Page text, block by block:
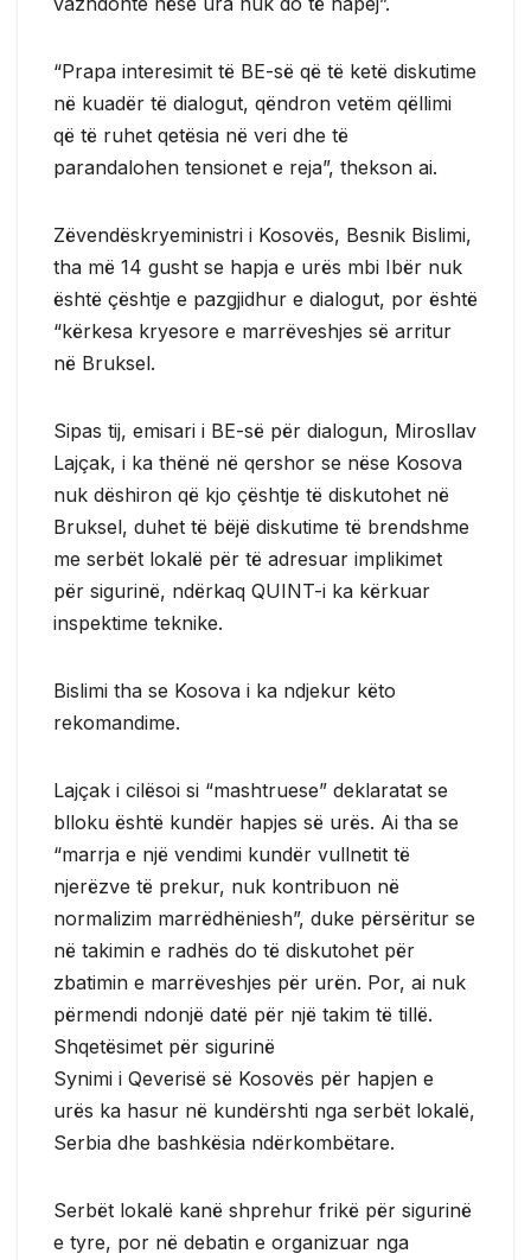
“Prapa interesimit të BE-së që të ketë diskutime
në kuadër të dialogut, qëndron vetëm qëllimi
që të ruhet qetësia në veri dhe të
parandalohen tensionet e reja”, thekson ai.
Zëvendëskryeministri i Kosovës, Besnik Bislimi,
tha më 14 gusht se hapja e urës mbi Ibër nuk
është çështje e pazgjidhur e dialogut, por është
“kërkesa kryesore e marrëveshjes së arritur
në Bruksel.
Sipas tij, emisari i BE-së për dialogun, Mirosllav
Lajçak, i ka thënë në qershor se nëse Kosova
nuk dëshiron që kjo çështje të diskutohet në
Bruksel, duhet të bëjë diskutime të brendshme
me serbët lokalë për të adresuar implikimet
për sigurinë, ndërkaq QUINT-i ka kërkuar
inspektime teknike.
Bislimi tha se Kosova i ka ndjekur këto
rekomandime.
Lajçak i cilësoi si “mashtruese” deklaratat se
blloku është kundër hapjes së urës. Ai tha se
“marrja e një vendimi kundër vullnetit të
njerëzve të prekur, nuk kontribuon në
normalizim marrëdhëniesh”, duke përsëritur se
në takimin e radhës do të diskutohet për
zbatimin e marrëveshjes për urën. Por, ai nuk
përmendi ndonjë datë për një takim të tillë.
Shqetësimet për sigurinë
Synimi i Qeverisë së Kosovës për hapjen e
urës ka hasur në kundërshti nga serbët lokalë,
Serbia dhe bashkësia ndërkombëtare.
Serbët lokalë kanë shprehur frikë për sigurinë
e tyre, por në debatin e organizuar nga